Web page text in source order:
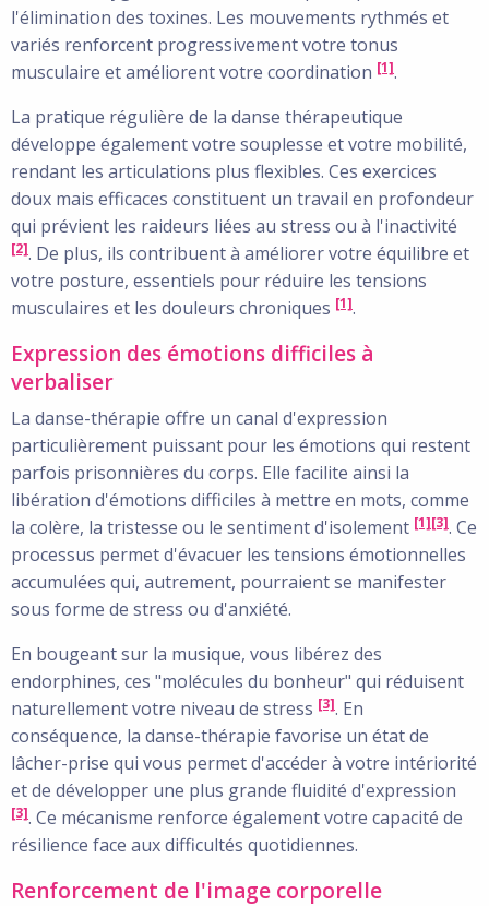
l'élimination des toxines. Les mouvements rythmés et
variés renforcent progressivement votre tonus
musculaire et améliorent votre coordination [1].
La pratique régulière de la danse thérapeutique
développe également votre souplesse et votre mobilité,
rendant les articulations plus flexibles. Ces exercices
doux mais efficaces constituent un travail en profondeur
qui prévient les raideurs liées au stress ou à l'inactivité
[2]. De plus, ils contribuent à améliorer votre équilibre et
votre posture, essentiels pour réduire les tensions
musculaires et les douleurs chroniques [1].
Expression des émotions difficiles à
verbaliser
La danse-thérapie offre un canal d'expression
particulièrement puissant pour les émotions qui restent
parfois prisonnières du corps. Elle facilite ainsi la
libération d'émotions difficiles à mettre en mots, comme
la colère, la tristesse ou le sentiment d'isolement [1][3]. Ce
processus permet d'évacuer les tensions émotionnelles
accumulées qui, autrement, pourraient se manifester
sous forme de stress ou d'anxiété.
En bougeant sur la musique, vous libérez des
endorphines, ces "molécules du bonheur" qui réduisent
naturellement votre niveau de stress [3]. En
conséquence, la danse-thérapie favorise un état de
lâcher-prise qui vous permet d'accéder à votre intériorité
et de développer une plus grande fluidité d'expression
[3]. Ce mécanisme renforce également votre capacité de
résilience face aux difficultés quotidiennes.
Renforcement de l'image corporelle